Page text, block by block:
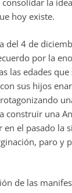
la
hoy existe.
del 4 de
por la
las edades
sus hijos
construir una
en el pasado la
paro y
de las